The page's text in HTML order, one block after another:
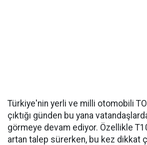
Türkiye'nin yerli ve milli otomobili
çıktığı günden bu yana
görmeye devam ediyor. Özellikle
artan talep sürerken, bu kez dikkat